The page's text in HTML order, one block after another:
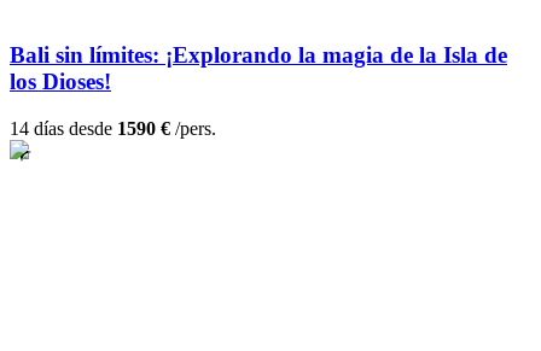
Bali sin límites: ¡Explorando la magia de la Isla de
los Dioses!
14 días desde 1590 € /pers.